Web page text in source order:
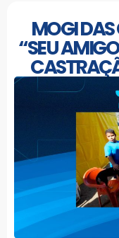
MOGI DAS
“SEU